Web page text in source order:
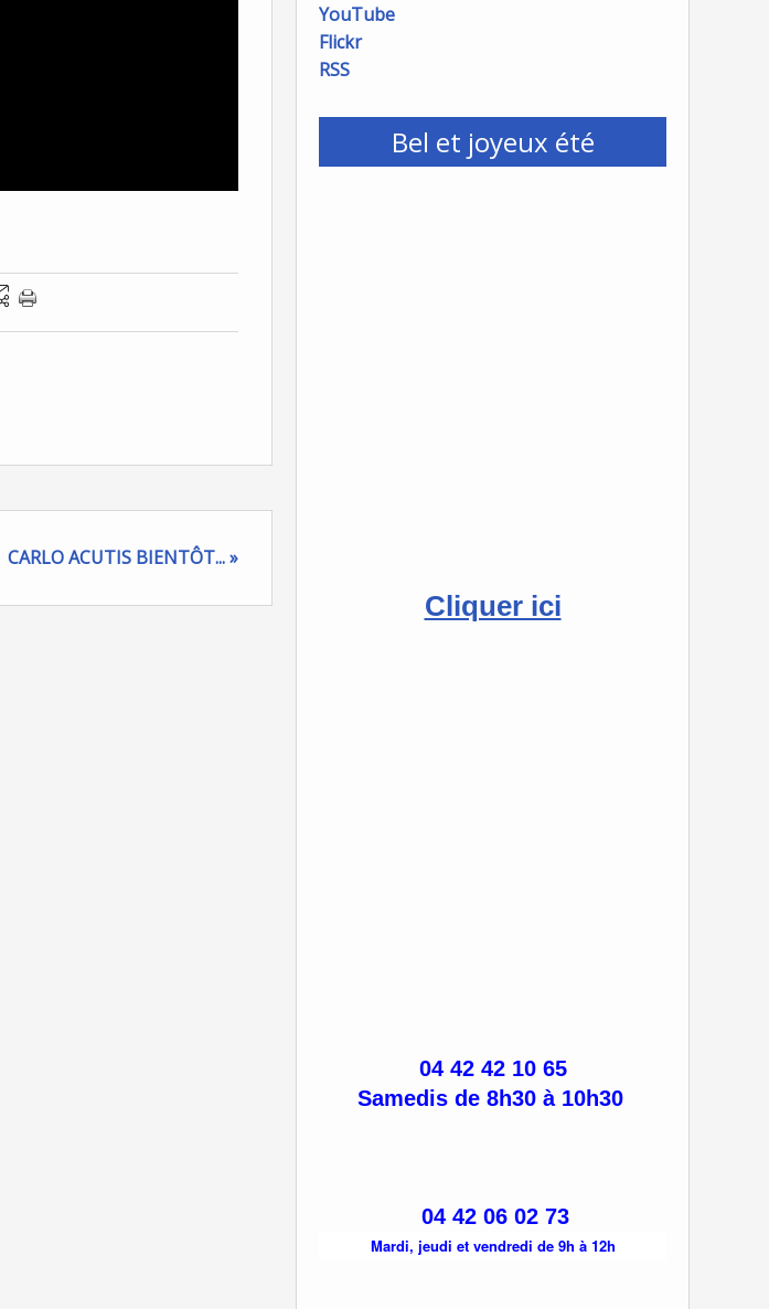
YouTube
Flickr
RSS
Bel et joyeux été
Cliquer ici
04 42 42 10 65
Samedis de 8h30 à 10h30
04 42 06 02 73
Mardi, jeudi et vendredi de 9h à 12h
CARLO ACUTIS BIENTÔT... »